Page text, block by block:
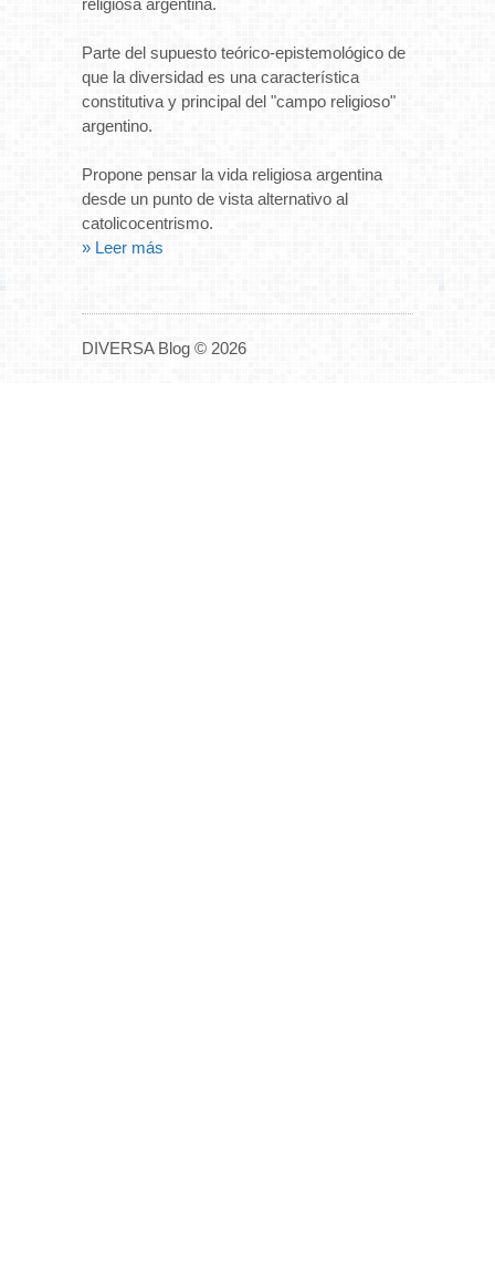
religiosa argentina.
Parte del supuesto teórico-epistemológico de
que la diversidad es una característica
constitutiva y principal del "campo religioso"
argentino.
Propone pensar la vida religiosa argentina
desde un punto de vista alternativo al
catolicocentrismo.
» Leer más
DIVERSA Blog © 2026